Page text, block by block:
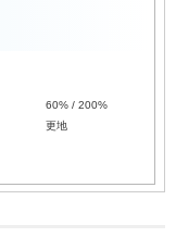
60% / 200%
更地